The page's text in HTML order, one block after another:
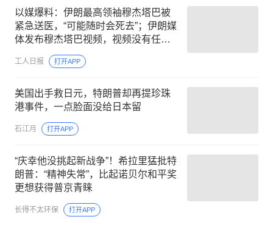
以媒爆料：伊朗最高领袖穆杰塔巴被
紧急送医，“可能随时会死去”；伊朗媒
体发布穆杰塔巴视频，视频没有任何
说明，也没有具体时间和内容
工人日报 打开APP
美国出手救日元，特朗普却再提珍珠
港事件，一点脸面没给日本留
石江月 打开APP
“庆幸他没挑起新战争”！希拉里猛批特
朗普：“精神失常”，比起诺贝尔和平奖
更想获得普京青睐
长得不太环保 打开APP